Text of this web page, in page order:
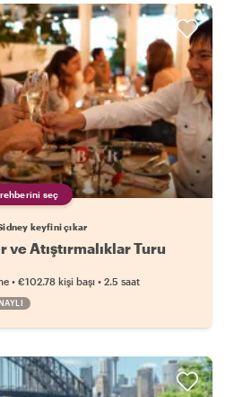
seç
keyfini çıkar
Atıştırmalıklar Turu
• €102.78 kişi başı • 2.5 saat